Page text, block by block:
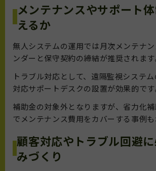
メンテナンスやサポート
えるか
無人システムの運用では月次メンテナ
ンダーと保守契約の締結が推奨されます
トラブル対応として、遠隔監視システ
対応サポートデスクの設置が効果的です
補助金の対象外となりますが、省力化
でメンテナンス費用をカバーする事例も
顧客対応やトラブル回避
みづくり